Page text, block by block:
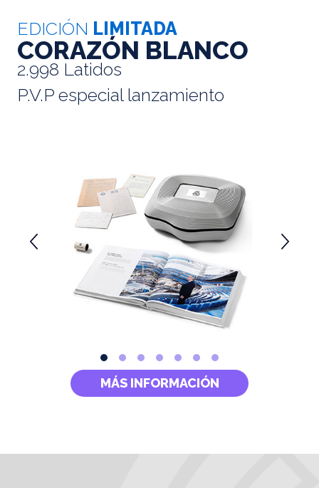
EDICIÓN LIMITADA
CORAZÓN BLANCO
2.998 Latidos
P.V.P especial lanzamiento
MÁS INFORMACIÓN